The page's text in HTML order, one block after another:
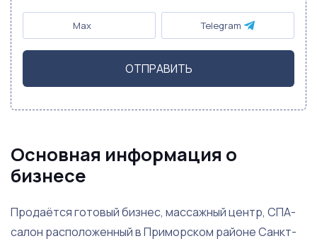
Max Telegram
ОТПРАВИТЬ
Основная информация о
бизнесе
Продаётся готовый бизнес, массажный центр, СПА-
салон расположенный в Приморском районе Санкт-